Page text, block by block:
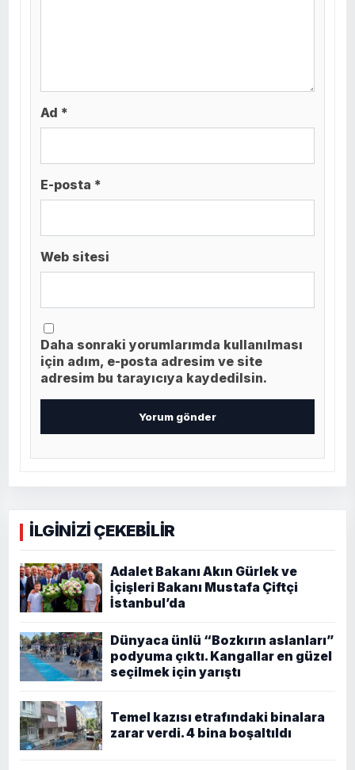
Ad *
E-posta *
Web sitesi
Daha sonraki yorumlarımda kullanılması
için adım, e-posta adresim ve site
adresim bu tarayıcıya kaydedilsin.
İLGİNİZİ ÇEKEBİLİR
Adalet Bakanı Akın Gürlek ve
İçişleri Bakanı Mustafa Çiftçi
İstanbul’da
Dünyaca ünlü “Bozkırın aslanları”
podyuma çıktı. Kangallar en güzel
seçilmek için yarıştı
Temel kazısı etrafındaki binalara
zarar verdi. 4 bina boşaltıldı